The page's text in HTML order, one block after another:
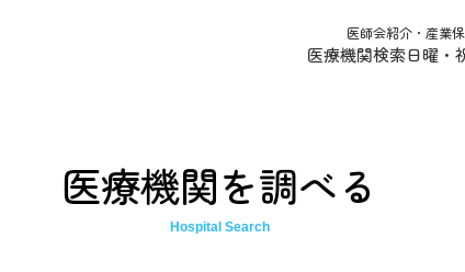
医療機関検索日曜・
医師会紹介・産業
医療機関を調べる